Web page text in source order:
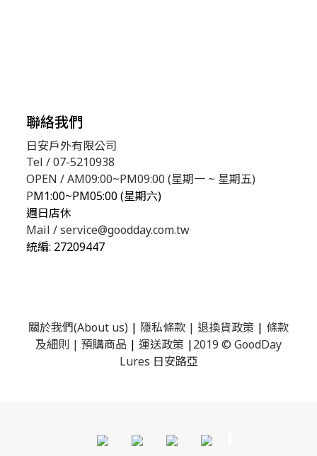
聯絡我們
日安戶外有限公司
Tel / 07-5210938
OPEN / AM09:00~PM09:00 (星期一 ~ 星期五)
PM1:00~PM05:00 (星期六)
週日店休
Mail / service@goodday.com.tw
統編: 27209447
關於我們(About us) | 隱私條款 | 退換貨政策 | 條款
及細則 | 預購商品 | 運送政策 |2019 © GoodDay
Lures 日安路亞